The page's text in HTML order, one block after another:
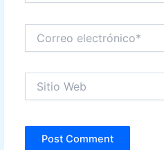
electrónico*
Web